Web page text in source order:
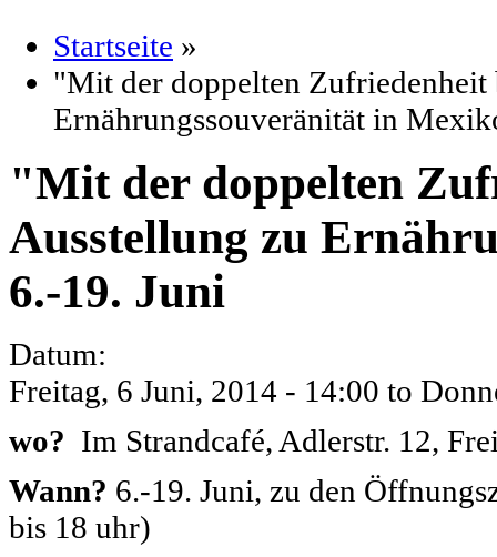
Startseite »
"Mit der doppelten
Ernährungssouveränität in
"Mit der doppelten
Ausstellung zu
6.-19. Juni
Datum:
Freitag, 6 Juni, 2014 - 14:00 to
wo? Im Strandcafé, Adlerstr. 12,
Wann? 6.-19. Juni, zu den
bis 18 uhr)